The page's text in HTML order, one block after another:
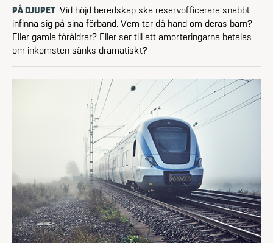
PÅ DJUPET Vid höjd beredskap ska reservofficerare snabbt
infinna sig på sina förband. Vem tar då hand om deras barn?
Eller gamla föräldrar? Eller ser till att amorteringarna betalas
om inkomsten sänks dramatiskt?